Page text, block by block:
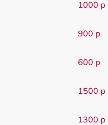
1000 р
900 р
600 р
1500 р
1300 р